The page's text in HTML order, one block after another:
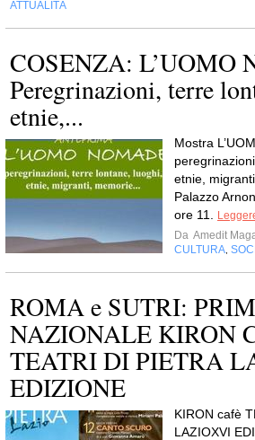
ATTUALITÀ
COSENZA: L’UOMO
Peregrinazioni, terre
etnie,...
Mostra
etnie,
Palazzo
ore 11.
Da Amedit
CULTURA
ROMA e SUTRI:
NAZIONALE KIRON
TEATRI DI PIETRA
EDIZIONE
KIRON cafè
LAZIOXVI